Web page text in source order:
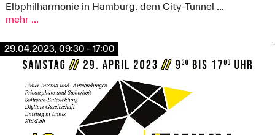
Elbphilharmonie in Hamburg, dem City-Tunnel ...
mehr ...
29.04.2023, 09:30 – 17:00